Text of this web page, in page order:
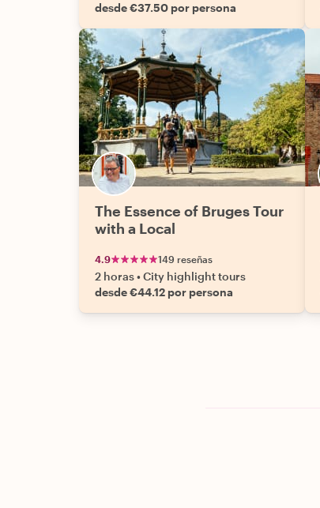
desde €37.50 por persona
The Essence of Bruges Tour
with a Local
4.9 149 reseñas
2 horas•City highlight tours
desde €44.12 por persona